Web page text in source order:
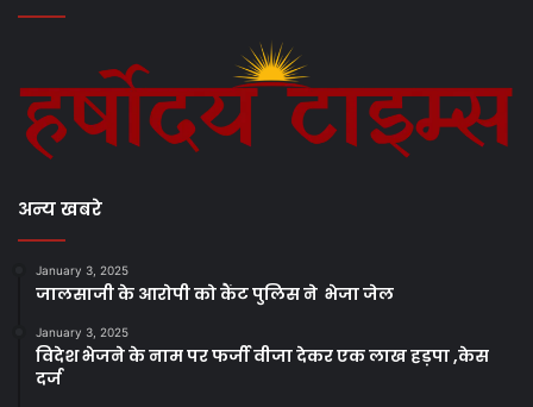
अन्य खबरे
January 3, 2025
जालसाजी के आरोपी को कैंट पुलिस ने भेजा जेल
January 3, 2025
विदेश भेजने के नाम पर फर्जी वीजा देकर एक लाख हड़पा ,केस
दर्ज